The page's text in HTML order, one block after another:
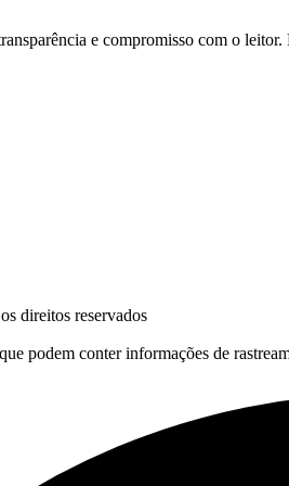
e compromisso com o
direitos reservados
podem conter informações de